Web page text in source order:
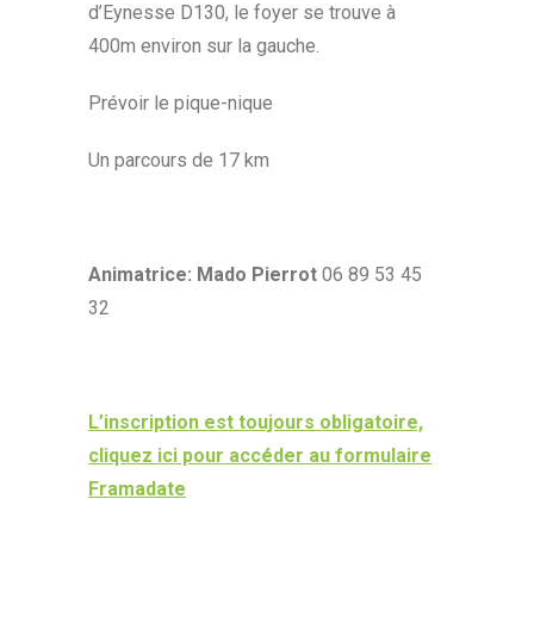
d’Eynesse D130, le foyer se trouve à
400m environ sur la gauche.
Prévoir le pique-nique
Un parcours de 17 km
Animatrice: Mado Pierrot 06 89 53 45
32
L’inscription est toujours obligatoire,
cliquez ici pour accéder au formulaire
Framadate